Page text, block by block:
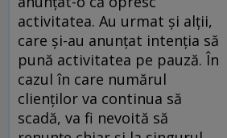
activitatea. Au urmat și alții,
care și-au anunțat intenția să
pună activitatea pe pauză. În
cazul în care numărul
clienților va continua să
scadă, va fi nevoită să